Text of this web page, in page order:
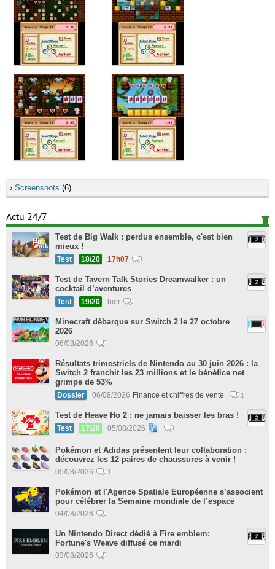
› Screenshots (6)
Actu 24/7
Test de Big Walk : perdus ensemble, c'est bien
mieux !
Test 18/20 17h07
Test de Tavern Talk Stories Dreamwalker : un
cocktail d’aventures
Test 19/20 hier
Minecraft débarque sur Switch 2 le 27 octobre
2026
06/08/2026
Résultats trimestriels de Nintendo au 30 juin 2026 : la
Switch 2 franchit les 23 millions et le bénéfice net
grimpe de 53%
Dossier 06/08/2026 Finance et chiffres de vente 1
Test de Heave Ho 2 : ne jamais baisser les bras !
Test 17/20 05/08/2026
Pokémon et Adidas présentent leur collaboration :
découvrez les 12 paires de chaussures à venir !
05/08/2026 1
Pokémon et l'Agence Spatiale Européenne s’associent
pour célébrer la Semaine mondiale de l’espace
04/08/2026
Un Nintendo Direct dédié à Fire emblem:
Fortune's Weave diffusé ce mardi
03/08/2026